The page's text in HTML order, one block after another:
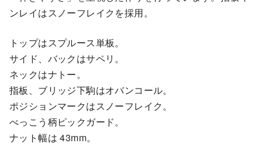
ンレイはスノーフレイクを採用。
トップはスプルース単板。
サイド、バックはサペリ。
ネックはナトー。
指板、ブリッジ下駒はオバンコール。
ポジションマークはスノーフレイク。
べっこう柄ピックガード。
ナット幅は 43mm。